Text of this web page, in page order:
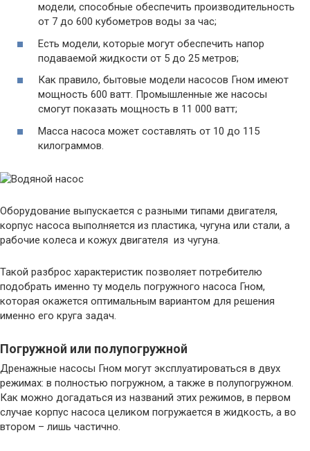
модели, способные обеспечить производительность
от 7 до 600 кубометров воды за час;
Есть модели, которые могут обеспечить напор
подаваемой жидкости от 5 до 25 метров;
Как правило, бытовые модели насосов Гном имеют
мощность 600 ватт. Промышленные же насосы
смогут показать мощность в 11 000 ватт;
Масса насоса может составлять от 10 до 115
килограммов.
Оборудование выпускается с разными типами двигателя,
корпус насоса выполняется из пластика, чугуна или стали, а
рабочие колеса и кожух двигателя из чугуна.
Такой разброс характеристик позволяет потребителю
подобрать именно ту модель погружного насоса Гном,
которая окажется оптимальным вариантом для решения
именно его круга задач.
Погружной или полупогружной
Дренажные насосы Гном могут эксплуатироваться в двух
режимах: в полностью погружном, а также в полупогружном.
Как можно догадаться из названий этих режимов, в первом
случае корпус насоса целиком погружается в жидкость, а во
втором – лишь частично.